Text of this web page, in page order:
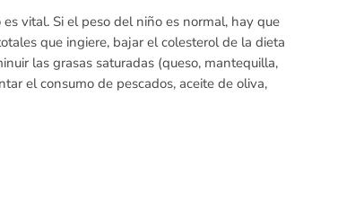
vital. Si el peso del niño es normal, hay que
que ingiere, bajar el colesterol de la dieta
las grasas saturadas (queso, mantequilla,
el consumo de pescados, aceite de oliva,